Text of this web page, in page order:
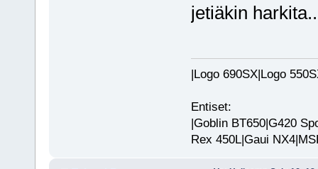
jetiäkin
|Logo 690SX|Logo
Entiset:
|Goblin BT650|G420
Rex 450L|Gaui